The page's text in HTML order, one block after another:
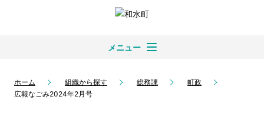
メニュー
ホーム 組織から探す 総務課
町政
広報なごみ2024年2月号